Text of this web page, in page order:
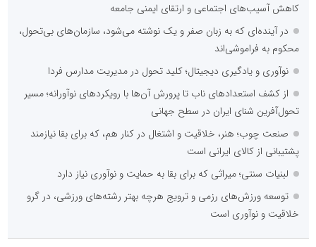
کاهش آسیب‌های اجتماعی و ارتقای ایمنی جامعه
در آینده‌ای که به زبان صفر و یک نوشته می‌شود، سازمان‌های بی‌تحول،
محکوم به فراموشی‌اند
نوآوری و یادگیری دیجیتال؛ کلید تحول در مدیریت مدارس فردا
از کشف استعدادهای ناب تا پرورش آن‌ها با رویکردهای نوآورانه؛ مسیر
تحول‌آفرین شنای ایران در سطح جهانی
صنعت چوب؛ هنر، خلاقیت و اشتغال در کنار هم، که برای بقا نیازمند
پشتیبانی از کالای ایرانی است
لبنیات سنتی؛ میراثی که برای بقا به حمایت و نوآوری نیاز دارد
توسعه ورزش‌های رزمی و ترویج هرچه بهتر رشته‌های ورزشی، در گرو
خلاقیت و نوآوری است